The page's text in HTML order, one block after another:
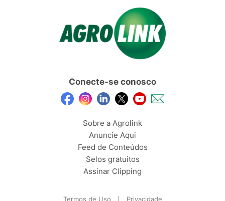
Conecte-se conosco
Sobre a Agrolink
Anuncie Aqui
Feed de Conteúdos
Selos gratuitos
Assinar Clipping
Termos de Uso Privacidade